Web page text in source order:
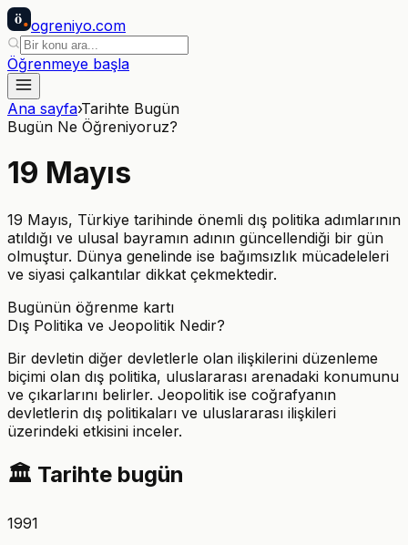
ö ogreniyo.com
Öğrenmeye başla
Ana sayfa›Tarihte Bugün
Bugün Ne Öğreniyoruz?
19 Mayıs
19 Mayıs, Türkiye tarihinde önemli dış politika adımlarının
atıldığı ve ulusal bayramın adının güncellendiği bir gün
olmuştur. Dünya genelinde ise bağımsızlık mücadeleleri
ve siyasi çalkantılar dikkat çekmektedir.
Bugünün öğrenme kartı
Dış Politika ve Jeopolitik Nedir?
Bir devletin diğer devletlerle olan ilişkilerini düzenleme
biçimi olan dış politika, uluslararası arenadaki konumunu
ve çıkarlarını belirler. Jeopolitik ise coğrafyanın
devletlerin dış politikaları ve uluslararası ilişkileri
üzerindeki etkisini inceler.
🏛️ Tarihte bugün
1991